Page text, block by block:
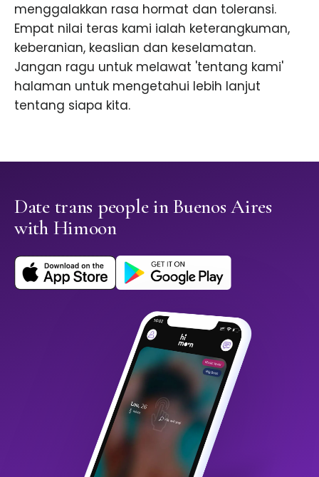
menggalakkan rasa hormat dan toleransi.
Empat nilai teras kami ialah keterangkuman,
keberanian, keaslian dan keselamatan.
Jangan ragu untuk melawat 'tentang kami'
halaman untuk mengetahui lebih lanjut
tentang siapa kita.
Date trans people in Buenos Aires
with Himoon